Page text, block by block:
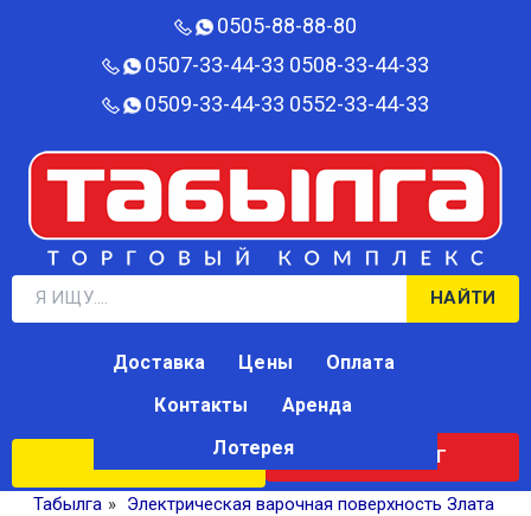
0505-88-88-80‬
0507-33-44-33 0508-33-44-33
0509-33-44-33 0552-33-44-33
НАЙТИ
КАТАЛОГ
Доставка Цены
Оплата
Контакты
Аренда
Лотерея
Табылга » Электрическая варочная поверхность Злата